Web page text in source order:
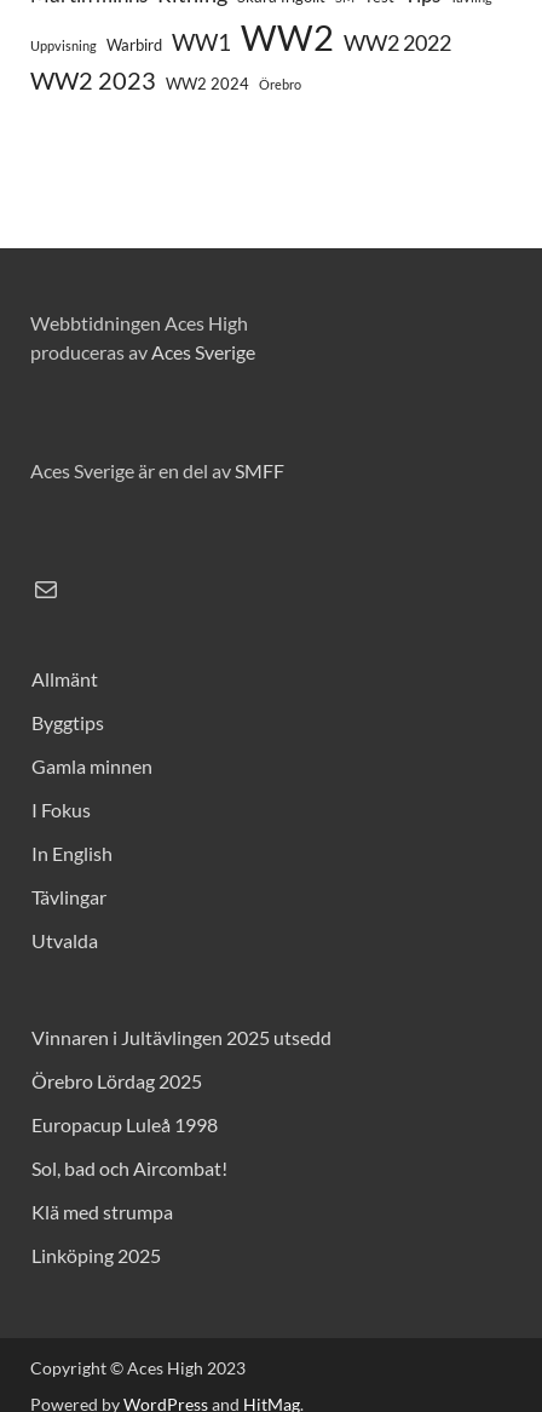
Uppvisning Warbird WW1 WW2 WW2 2022
WW2 2023 WW2 2024 Örebro
Webbtidningen Aces High
produceras avAces Sverige
Aces Sverige är en del avSMFF
Allmänt
Byggtips
Gamla minnen
I Fokus
In English
Tävlingar
Utvalda
Vinnaren i Jultävlingen 2025 utsedd
Örebro Lördag 2025
Europacup Luleå 1998
Sol, bad och Aircombat!
Klä med strumpa
Linköping 2025
Copyright © Aces High 2023
Powered byWordPressand HitMag.